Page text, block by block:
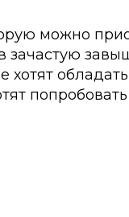
можно
зачастую